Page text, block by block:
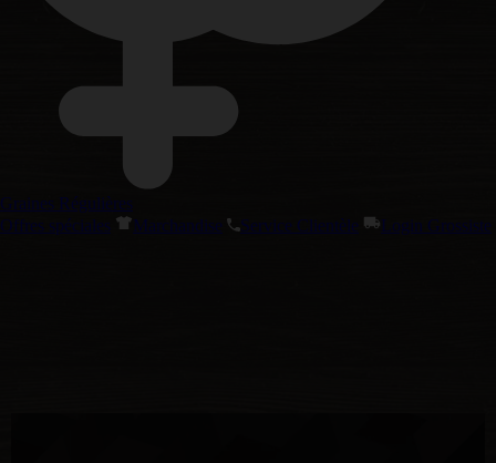
Graines Régulières
Offres spéciales
Marchandise Service Clientèle Login Grossiste